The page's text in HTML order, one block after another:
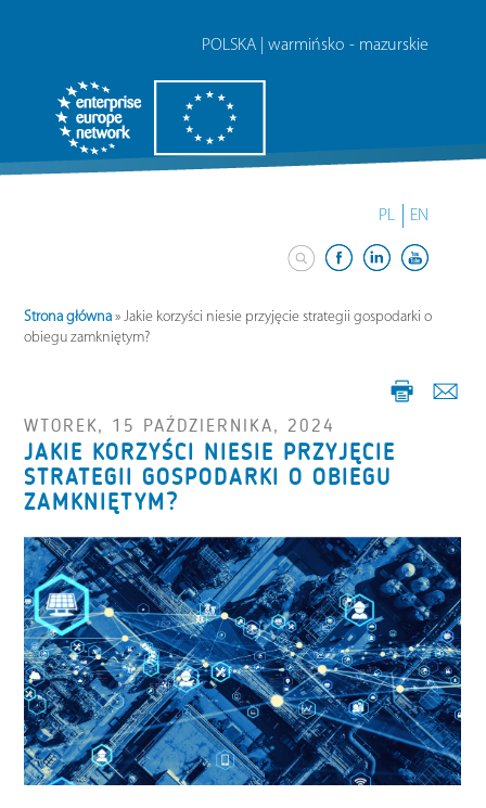
POLSKA | warmińsko - mazurskie
PL EN
Strona główna »Jakie korzyści niesie przyjęcie strategii gospodarki o
obiegu zamkniętym?
WTOREK, 15 PAŹDZIERNIKA, 2024
JAKIE KORZYŚCI NIESIE PRZYJĘCIE
STRATEGII GOSPODARKI O OBIEGU
ZAMKNIĘTYM?